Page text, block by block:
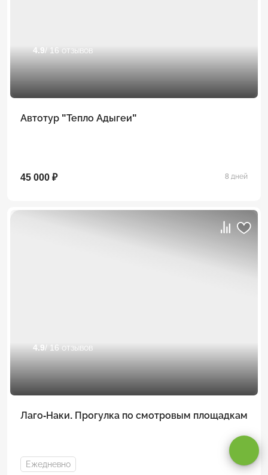
4.9 / 16 отзывов
Автотур "Тепло Адыгеи"
45 000 ₽ 8 дней
4.9 / 16 отзывов
Лаго-Наки. Прогулка по смотровым площадкам
Ежедневно
персональных данных.